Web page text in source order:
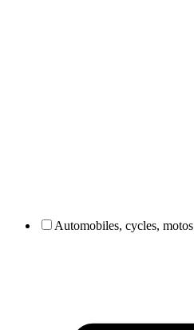
Automobiles, cycles, motos